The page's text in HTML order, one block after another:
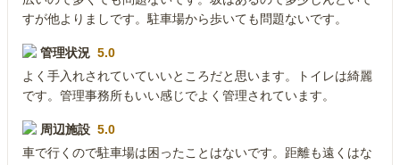
すが他よりましです。駐車場から歩いても問題ないです。
管理状況 5.0
よく手入れされていていいところだと思います。トイレは綺麗
です。管理事務所もいい感じでよく管理されています。
周辺施設 5.0
車で行くので駐車場は困ったことはないです。距離も遠くはな